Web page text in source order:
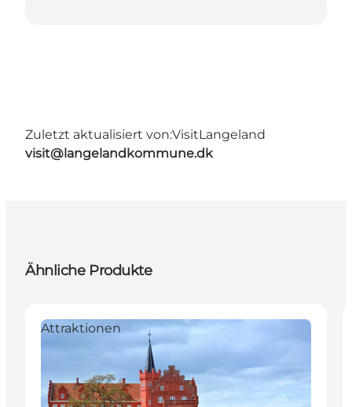
Zuletzt aktualisiert von:VisitLangeland
visit@langelandkommune.dk
Ähnliche Produkte
Attraktionen